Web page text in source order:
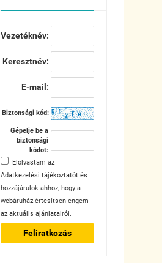
Vezetéknév:
Keresztnév:
E-mail:
Biztonsági kód:
Gépelje be a
biztonsági
kódot:
Elolvastam az
Adatkezelési tájékoztatótés
hozzájárulok ahhoz, hogy a
webáruház értesítsen engem
az aktuális ajánlatairól.
Feliratkozás